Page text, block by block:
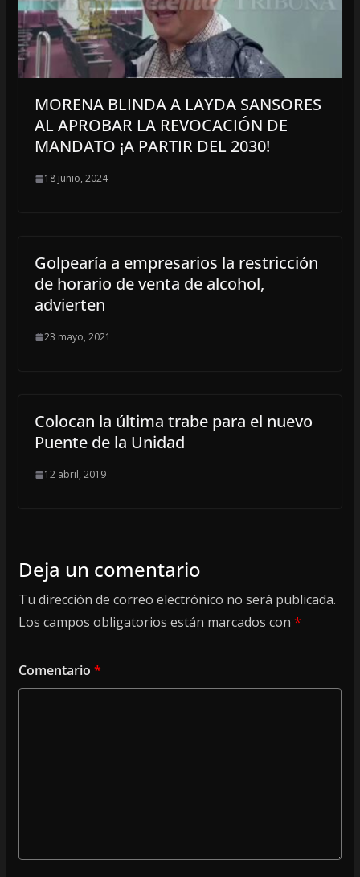
MORENA BLINDA A LAYDA SANSORES
AL APROBAR LA REVOCACIÓN DE
MANDATO ¡A PARTIR DEL 2030!
18 junio, 2024
Golpearía a empresarios la restricción
de horario de venta de alcohol,
advierten
23 mayo, 2021
Colocan la última trabe para el nuevo
Puente de la Unidad
12 abril, 2019
Deja un comentario
Tu dirección de correo electrónico no será publicada.
Los campos obligatorios están marcados con *
Comentario *